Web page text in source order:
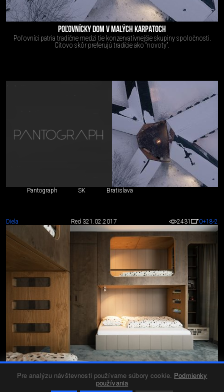
Pre analýzu návštevnosti používame súbory cookie. Podmienky
používania
POĽOVNÍCKY DOM V MALÝCH KARPATOCH
Poľovníci patria tradične medzi tie konzervatívnejšie skupiny spoločnosti.
Citovo skôr preferujú tradície ako “novoty”.
Pantograph SK Bratislava
Diela Red 321.02.2017 2431 0+18-2
LYŽIARSKY APARTMÁN STUHLECK
Celková rekonštrukcia apartmánu v rakúskom Stuhlecku.